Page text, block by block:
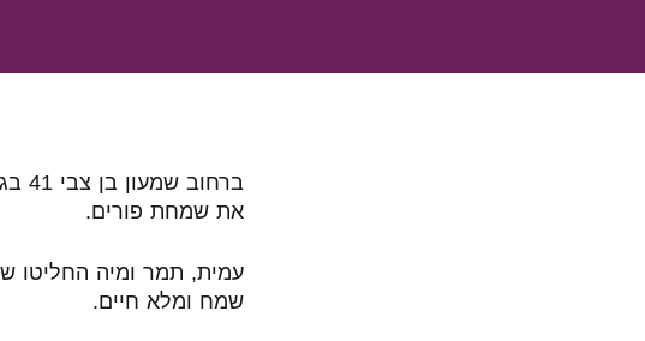
את שמחת פורים.
עמית, תמר ומיה החליטו
שמח ומלא חיים.